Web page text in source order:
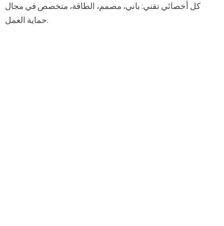
كل أخصائي تقني: باني، مصمم، الطاقة، متخصص في مجال
حماية العمل.